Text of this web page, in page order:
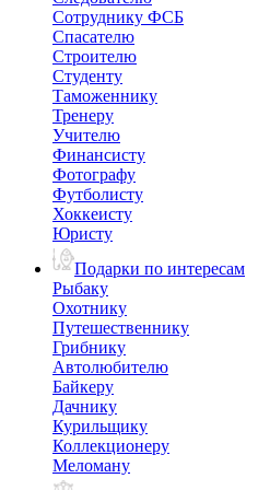
Сотруднику ФСБ
Спасателю
Строителю
Студенту
Таможеннику
Тренеру
Учителю
Финансисту
Фотографу
Футболисту
Хоккеисту
Юристу
Подарки по интересам
Рыбаку
Охотнику
Путешественнику
Грибнику
Автолюбителю
Байкеру
Дачнику
Курильщику
Коллекционеру
Меломану